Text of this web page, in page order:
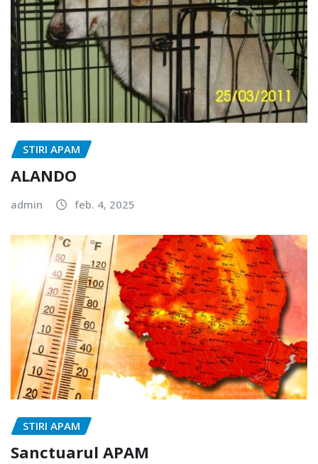
STIRI APAM
ALANDO
admin feb. 4, 2025
STIRI APAM
Sanctuarul APAM